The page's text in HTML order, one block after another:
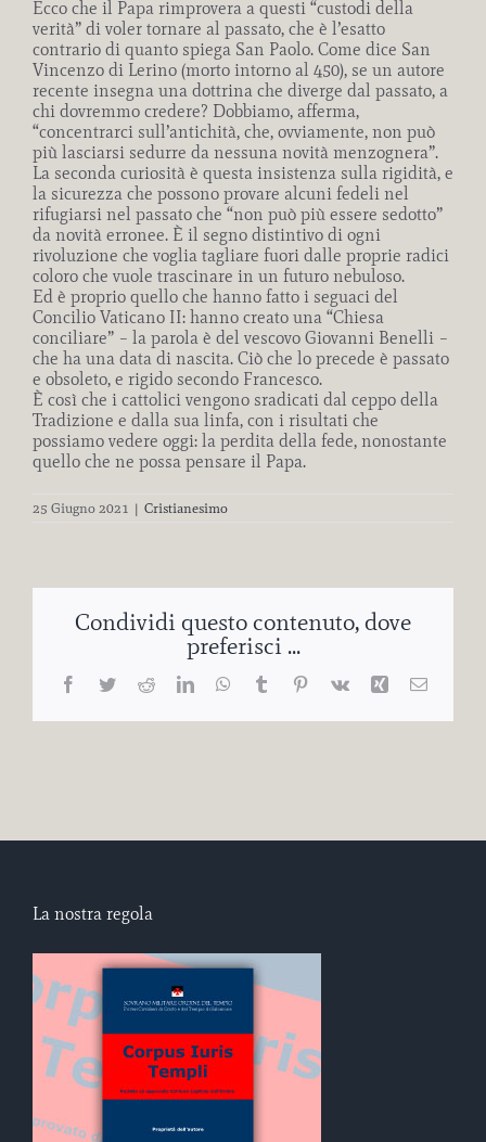
Ecco che il Papa rimprovera a questi “custodi della
verità” di voler tornare al passato, che è l’esatto
contrario di quanto spiega San Paolo. Come dice San
Vincenzo di Lerino (morto intorno al 450), se un autore
recente insegna una dottrina che diverge dal passato, a
chi dovremmo credere? Dobbiamo, afferma,
“concentrarci sull’antichità, che, ovviamente, non può
più lasciarsi sedurre da nessuna novità menzognera”.
La seconda curiosità è questa insistenza sulla rigidità, e
la sicurezza che possono provare alcuni fedeli nel
rifugiarsi nel passato che “non può più essere sedotto”
da novità erronee. È il segno distintivo di ogni
rivoluzione che voglia tagliare fuori dalle proprie radici
coloro che vuole trascinare in un futuro nebuloso.
Ed è proprio quello che hanno fatto i seguaci del
Concilio Vaticano II: hanno creato una “Chiesa
conciliare” – la parola è del vescovo Giovanni Benelli –
che ha una data di nascita. Ciò che lo precede è passato
e obsoleto, e rigido secondo Francesco.
È così che i cattolici vengono sradicati dal ceppo della
Tradizione e dalla sua linfa, con i risultati che
possiamo vedere oggi: la perdita della fede, nonostante
quello che ne possa pensare il Papa.
25 Giugno 2021 | Cristianesimo
Condividi questo contenuto, dove
preferisci ...
Facebook
TwitterRedditLinkedInWhatsApp
TumblrPinterest
Vk Xing Email
La nostra regola